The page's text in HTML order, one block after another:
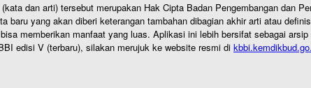
dan arti) tersebut merupakan Hak Cipta Badan Pengembangan dan
baru yang akan diberi keterangan tambahan dibagian akhir arti atau
memberikan manfaat yang luas. Aplikasi ini lebih bersifat sebagai
edisi V (terbaru), silakan merujuk ke website resmi di